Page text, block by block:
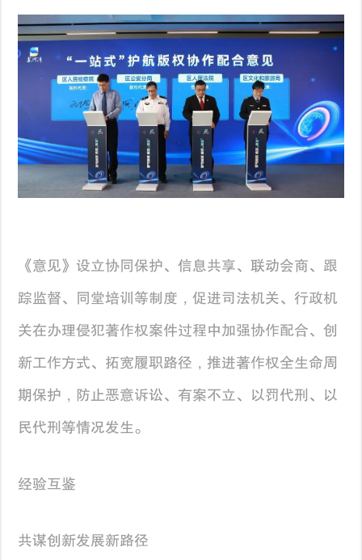
《意见》设立协同保护、信息共享、联动会商、跟
踪监督、同堂培训等制度，促进司法机关、行政机
关在办理侵犯著作权案件过程中加强协作配合、创
新工作方式、拓宽履职路径，推进著作权全生命周
期保护，防止恶意诉讼、有案不立、以罚代刑、以
民代刑等情况发生。
经验互鉴
共谋创新发展新路径